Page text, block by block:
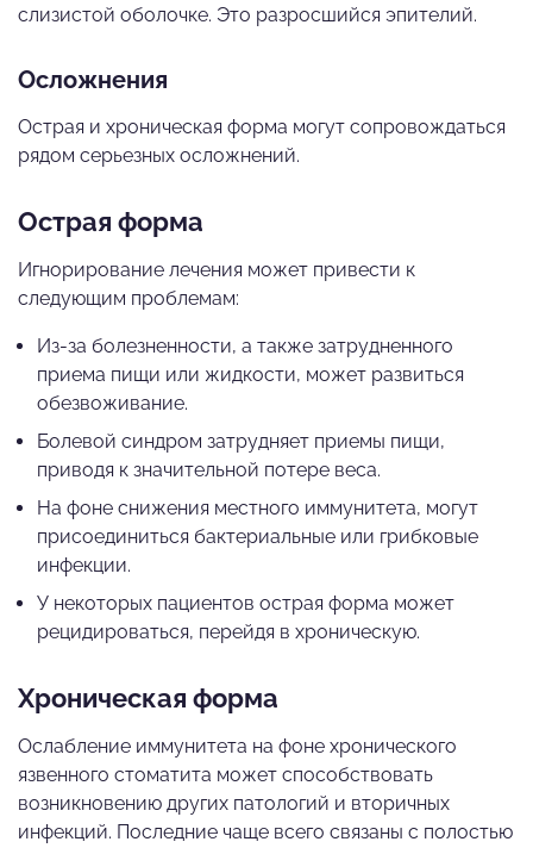
слизистой оболочке. Это разросшийся эпителий.
Осложнения
Острая и хроническая форма могут сопровождаться
рядом серьезных осложнений.
Острая форма
Игнорирование лечения может привести к
следующим проблемам:
Из-за болезненности, а также затрудненного
приема пищи или жидкости, может развиться
обезвоживание.
Болевой синдром затрудняет приемы пищи,
приводя к значительной потере веса.
На фоне снижения местного иммунитета, могут
присоединиться бактериальные или грибковые
инфекции.
У некоторых пациентов острая форма может
рецидироваться, перейдя в хроническую.
Хроническая форма
Ослабление иммунитета на фоне хронического
язвенного стоматита может способствовать
возникновению других патологий и вторичных
инфекций. Последние чаще всего связаны с полостью